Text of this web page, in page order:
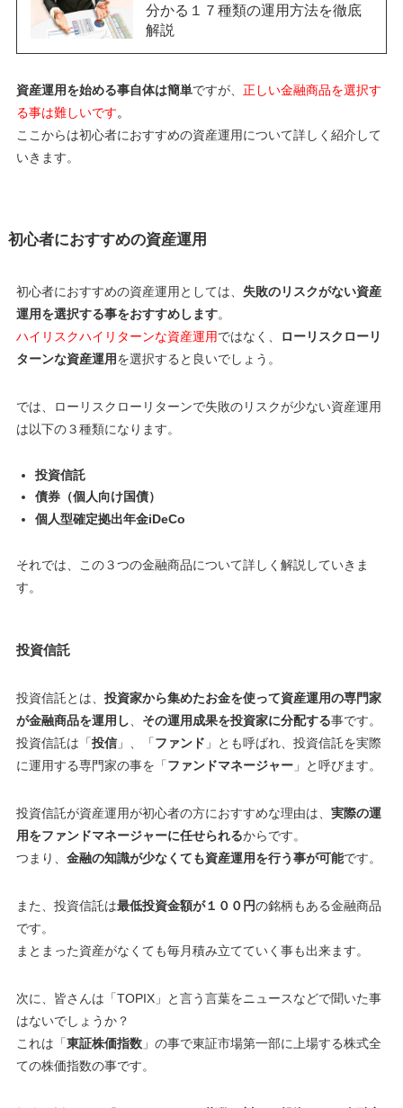
分かる１７種類の運用方法を徹底
解説
資産運用を始める事自体は簡単ですが、 正しい金融商品を選択す
る事は難しいです。
ここからは初心者におすすめの資産運用について詳しく紹介して
いきます。
初心者におすすめの資産運用
初心者におすすめの資産運用としては、 失敗のリスクがない資産
運用を選択する事をおすすめします。
ハイリスクハイリターンな資産運用ではなく、
ローリスクローリ
ターンな資産運用を選択すると良いでしょう。
では、ローリスクローリターンで失敗のリスクが少ない資産運用
は以下の３種類になります。
投資信託
債券（個人向け国債）
個人型確定拠出年金iDeCo
それでは、この３つの金融商品について詳しく解説していきま
す。
投資信託
投資信託とは、 投資家から集めたお金を使って資産運用の専門家
が金融商品を運用し
その運用成果を投資家に分配する事です。
投資信託は「投信」、「ファンド 」とも呼ばれ、投資信託を実際
に運用する専門家の事を「ファンドマネージャー」と呼びます。
投資信託が資産運用が初心者の方におすすめな理由は、 実際の運
用をファンドマネージャーに任せられるからです。
つまり、 金融の知識が少なくても資産運用を行う事が可能です。
また、投資信託は最低投資金額が１００円の銘柄もある金融商品
です。
まとまった資産がなくても毎月積み立てていく事も出来ます。
次に、皆さんは「TOPIX」と言う言葉をニュースなどで聞いた事
はないでしょうか？
これは「東証株価指数」の事で東証市場第一部に上場する株式全
ての株価指数の事です。